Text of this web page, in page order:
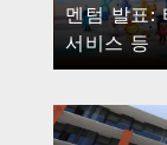
멘텀 발표:
서비스 등